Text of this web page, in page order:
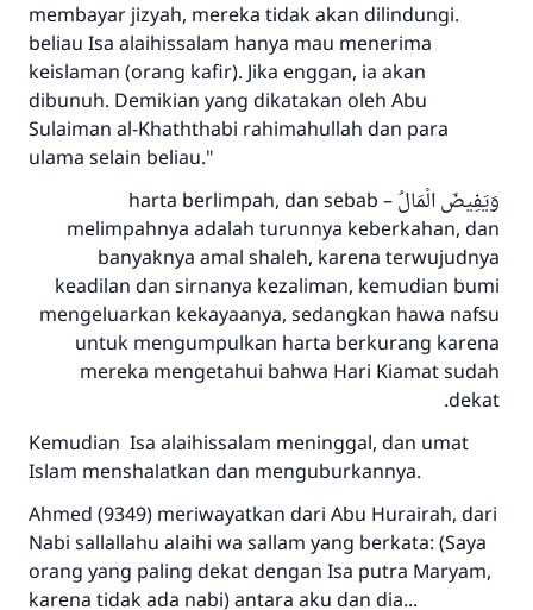
membayar jizyah, mereka tidak akan dilindungi.
beliau Isa alaihissalam hanya mau menerima
keislaman (orang kafir). Jika enggan, ia akan
dibunuh. Demikian yang dikatakan oleh Abu
Sulaiman al-Khaththabi rahimahullah dan para
ulama selain beliau."
وَيَفِيضَ الْمَالُ
– harta berlimpah, dan sebab
melimpahnya adalah turunnya keberkahan, dan
banyaknya amal shaleh, karena terwujudnya
keadilan dan sirnanya kezaliman, kemudian bumi
mengeluarkan kekayaanya, sedangkan hawa nafsu
untuk mengumpulkan harta berkurang karena
mereka mengetahui bahwa Hari Kiamat sudah
dekat.
Kemudian Isa alaihissalam meninggal, dan umat
Islam menshalatkan dan menguburkannya.
Ahmed (9349) meriwayatkan dari Abu Hurairah, dari
Nabi sallallahu alaihi wa sallam yang berkata: (Saya
orang yang paling dekat dengan Isa putra Maryam,
karena tidak ada nabi) antara aku dan dia...